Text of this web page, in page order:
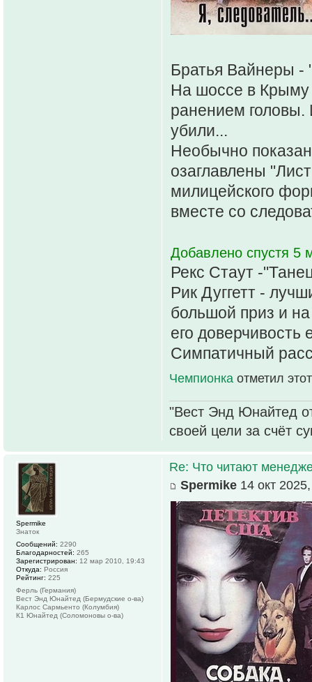
Братья Вайнеры -
На шоссе в Крыму
ранением головы.
убили...
Необычно
озаглавлены
милицейского
вместе со
Добавлено спустя 5
Рекс Стаут -
Рик Дуггетт -
большой приз и
его доверчивость
Симпатичный
Чемпионка отметил
"Вест Энд Юнайтед
своей цели за счёт
Re: Что читают
Spermike 14 окт
Spermike
Знаток
Сообщений: 2290
Благодарностей: 265
Зарегистрирован: 12 мар 2010, 19:43
Откуда: Россия
Рейтинг: 225
Ферль (Германия)
Вест Энд Юнайтед (Бермудские о-ва)
Карлос Сармьенто (Колумбия)
К1 Юнайтед (Соломоновы о-ва)